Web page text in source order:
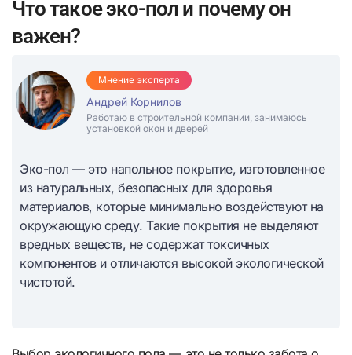
Что такое эко-пол и почему он
важен?
Мнение эксперта
Андрей Корнилов
Работаю в строительной компании, занимаюсь
установкой окон и дверей
Эко-пол — это напольное покрытие, изготовленное
из натуральных, безопасных для здоровья
материалов, которые минимально воздействуют на
окружающую среду. Такие покрытия не выделяют
вредных веществ, не содержат токсичных
компонентов и отличаются высокой экологической
чистотой.